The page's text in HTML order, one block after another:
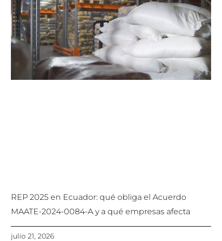
REP 2025 en Ecuador: qué obliga el Acuerdo
MAATE-2024-0084-A y a qué empresas afecta
julio 21, 2026